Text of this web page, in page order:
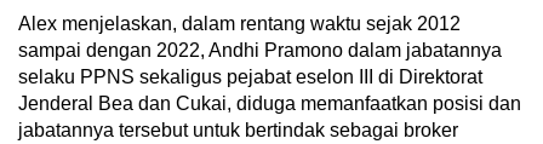
Alex menjelaskan, dalam rentang waktu sejak 2012
sampai dengan 2022, Andhi Pramono dalam jabatannya
selaku PPNS sekaligus pejabat eselon III di Direktorat
Jenderal Bea dan Cukai, diduga memanfaatkan posisi dan
jabatannya tersebut untuk bertindak sebagai broker